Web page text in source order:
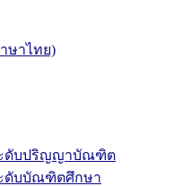
ษาไทย)
ะดับปริญญาบัณฑิต
ดับบัณฑิตศึกษา